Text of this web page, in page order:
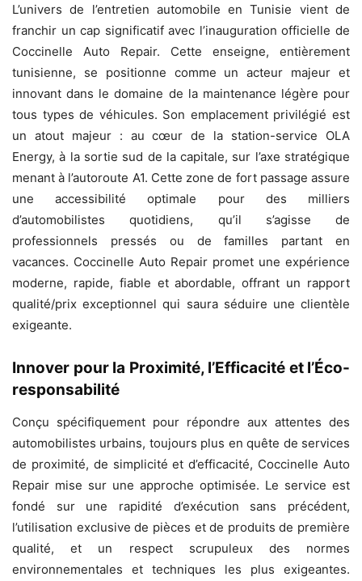
L’univers de l’entretien automobile en Tunisie vient de
franchir un cap significatif avec l’inauguration officielle de
Coccinelle Auto Repair. Cette enseigne, entièrement
tunisienne, se positionne comme un acteur majeur et
innovant dans le domaine de la maintenance légère pour
tous types de véhicules. Son emplacement privilégié est
un atout majeur : au cœur de la station-service OLA
Energy, à la sortie sud de la capitale, sur l’axe stratégique
menant à l’autoroute A1. Cette zone de fort passage assure
une accessibilité optimale pour des milliers
d’automobilistes quotidiens, qu’il s’agisse de
professionnels pressés ou de familles partant en
vacances. Coccinelle Auto Repair promet une expérience
moderne, rapide, fiable et abordable, offrant un rapport
qualité/prix exceptionnel qui saura séduire une clientèle
exigeante.
Innover pour la Proximité, l’Efficacité et l’Éco-
responsabilité
Conçu spécifiquement pour répondre aux attentes des
automobilistes urbains, toujours plus en quête de services
de proximité, de simplicité et d’efficacité, Coccinelle Auto
Repair mise sur une approche optimisée. Le service est
fondé sur une rapidité d’exécution sans précédent,
l’utilisation exclusive de pièces et de produits de première
qualité, et un respect scrupuleux des normes
environnementales et techniques les plus exigeantes.